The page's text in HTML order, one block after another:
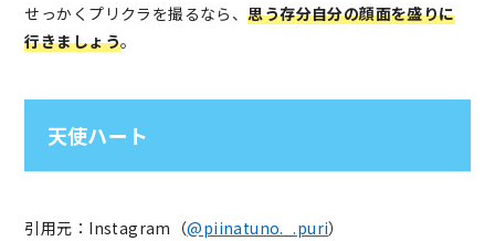
せっかくプリクラを撮るなら、思う存分自分の顔面を盛りに
行きましょう。
天使ハート
引用元：Instagram（@piinatuno._.puri）